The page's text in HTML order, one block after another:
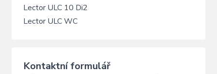
Lector ULC 10 Di2
Lector ULC WC
Kontaktní formulář